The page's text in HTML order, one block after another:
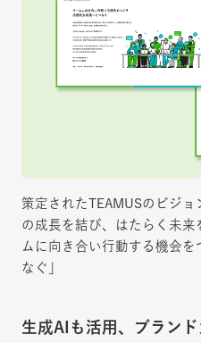
策定されたTEAMUSのビジ
の成長を結び、はたらく未
ムに向き合い行動する機会
なぐ」
生成AIも活用、ブラン